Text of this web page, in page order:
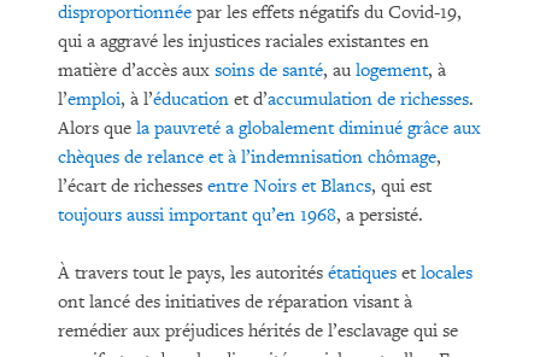
disproportionnée par les effets négatifs du Covid-19,
qui a aggravé les injustices raciales existantes en
matière d’accès aux soins de santé, au logement, à
l’emploi, à l’éducation et d’accumulation de richesses.
Alors que la pauvreté a globalement diminué grâce aux
chèques de relance et à l’indemnisation chômage,
l’écart de richesses entre Noirs et Blancs, qui est
toujours aussi important qu’en 1968, a persisté.
À travers tout le pays, les autorités étatiques et locales
ont lancé des initiatives de réparation visant à
remédier aux préjudices hérités de l’esclavage qui se